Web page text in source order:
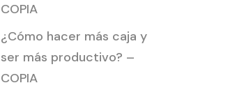
COPIA
¿Cómo hacer más caja y
ser más productivo? –
COPIA